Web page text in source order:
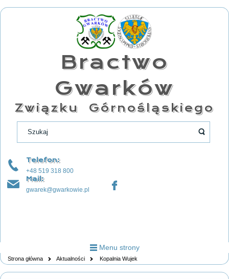
Bractwo
Gwarków
Związku Górnośląskiego
Telefon:
+48 519 318 800
Mail:
gwarek@gwarkowie.pl
Menu strony
Strona główna Aktualności Kopalnia Wujek